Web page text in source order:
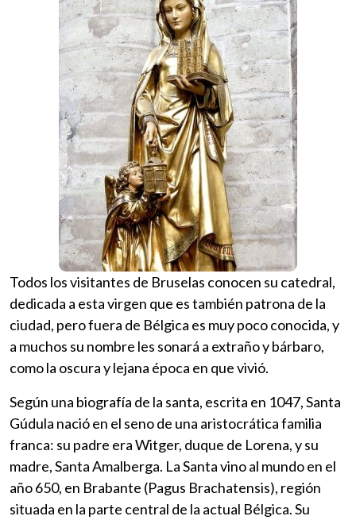
Todos los visitantes de Bruselas conocen su catedral,
dedicada a esta virgen que es también patrona de la
ciudad, pero fuera de Bélgica es muy poco conocida, y
a muchos su nombre les sonará a extraño y bárbaro,
como la oscura y lejana época en que vivió.
Según una biografía de la santa, escrita en 1047, Santa
Gúdula nació en el seno de una aristocrática familia
franca: su padre era Witger, duque de Lorena, y su
madre, Santa Amalberga. La Santa vino al mundo en el
año 650, en Brabante (Pagus Brachatensis), región
situada en la parte central de la actual Bélgica. Su